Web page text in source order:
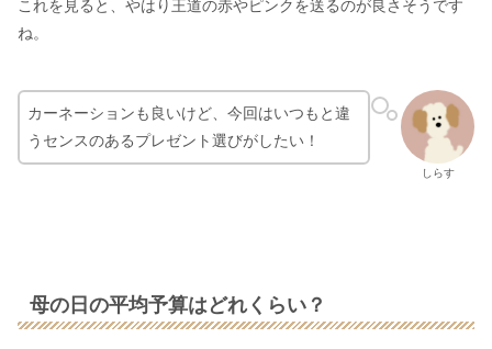
これを見ると、やはり王道の赤やピンクを送るのが良さそうです
ね。
しらす
カーネーションも良いけど、今回はいつもと違
うセンスのあるプレゼント選びがしたい！
母の日の平均予算はどれくらい？